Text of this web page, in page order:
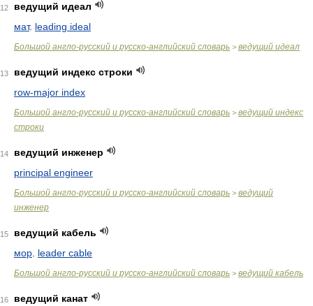
12
ведущий идеал
мат. leading ideal
Большой англо-русский и русско-английский словарь > ведущий идеал
13
ведущий индекс строки
row-major index
Большой англо-русский и русско-английский словарь > ведущий индекс
строки
14
ведущий инженер
principal engineer
Большой англо-русский и русско-английский словарь > ведущий
инженер
15
ведущий кабель
мор leader cable
Большой англо-русский и русско-английский словарь > ведущий кабель
16
ведущий канат